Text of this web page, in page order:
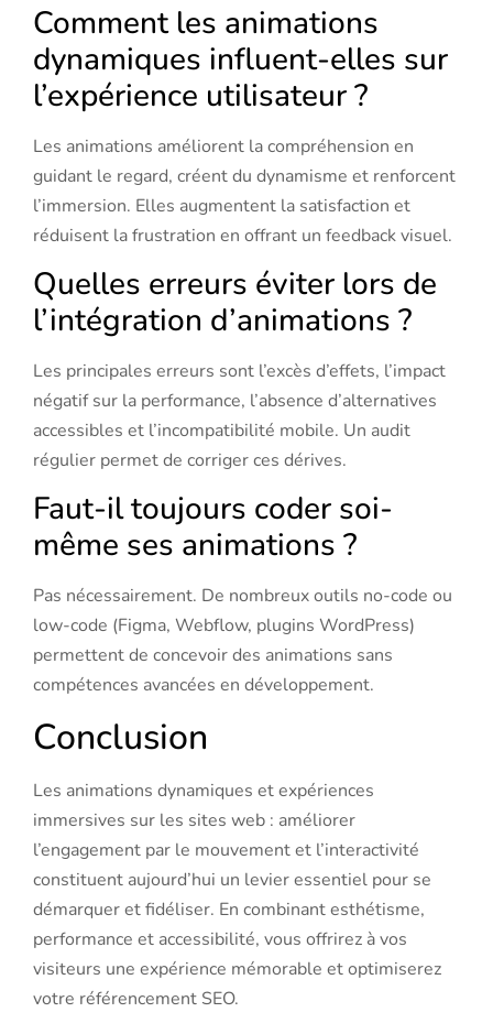
Comment les animations
dynamiques influent-elles sur
l’expérience utilisateur ?
Les animations améliorent la compréhension en
guidant le regard, créent du dynamisme et renforcent
l’immersion. Elles augmentent la satisfaction et
réduisent la frustration en offrant un feedback visuel.
Quelles erreurs éviter lors de
l’intégration d’animations ?
Les principales erreurs sont l’excès d’effets, l’impact
négatif sur la performance, l’absence d’alternatives
accessibles et l’incompatibilité mobile. Un audit
régulier permet de corriger ces dérives.
Faut-il toujours coder soi-
même ses animations ?
Pas nécessairement. De nombreux outils no-code ou
low-code (Figma, Webflow, plugins WordPress)
permettent de concevoir des animations sans
compétences avancées en développement.
Conclusion
Les animations dynamiques et expériences
immersives sur les sites web : améliorer
l’engagement par le mouvement et l’interactivité
constituent aujourd’hui un levier essentiel pour se
démarquer et fidéliser. En combinant esthétisme,
performance et accessibilité, vous offrirez à vos
visiteurs une expérience mémorable et optimiserez
votre référencement SEO.